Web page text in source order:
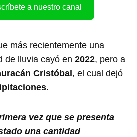
a nuestro canal
más recientemente una
de lluvia cayó en2022, pero a
Cristóbal, el cual dejó
.
vez que se presenta
una cantidad